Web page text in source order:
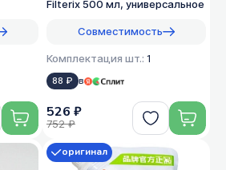
Filterix 500 мл, универсальное
Совместимость
Комплектация шт.: 1
88 ₽ в
526 ₽
752 ₽
оригинал